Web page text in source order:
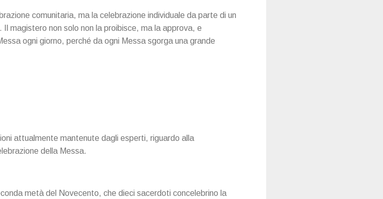
comunitaria, ma la celebrazione individuale da parte di un
magistero non solo non la proibisce, ma la approva, e
ogni giorno, perché da ogni Messa sgorga una grande
attualmente mantenute dagli esperti, riguardo alla
della Messa.
metà del Novecento, che dieci sacerdoti concelebrino la